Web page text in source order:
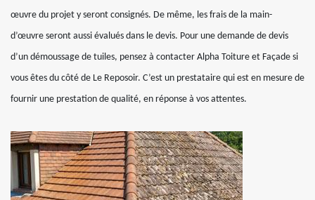
œuvre du projet y seront consignés. De même, les frais de la main-
d’œuvre seront aussi évalués dans le devis. Pour une demande de devis
d’un démoussage de tuiles, pensez à contacter Alpha Toiture et Façade si
vous êtes du côté de Le Reposoir. C’est un prestataire qui est en mesure de
fournir une prestation de qualité, en réponse à vos attentes.